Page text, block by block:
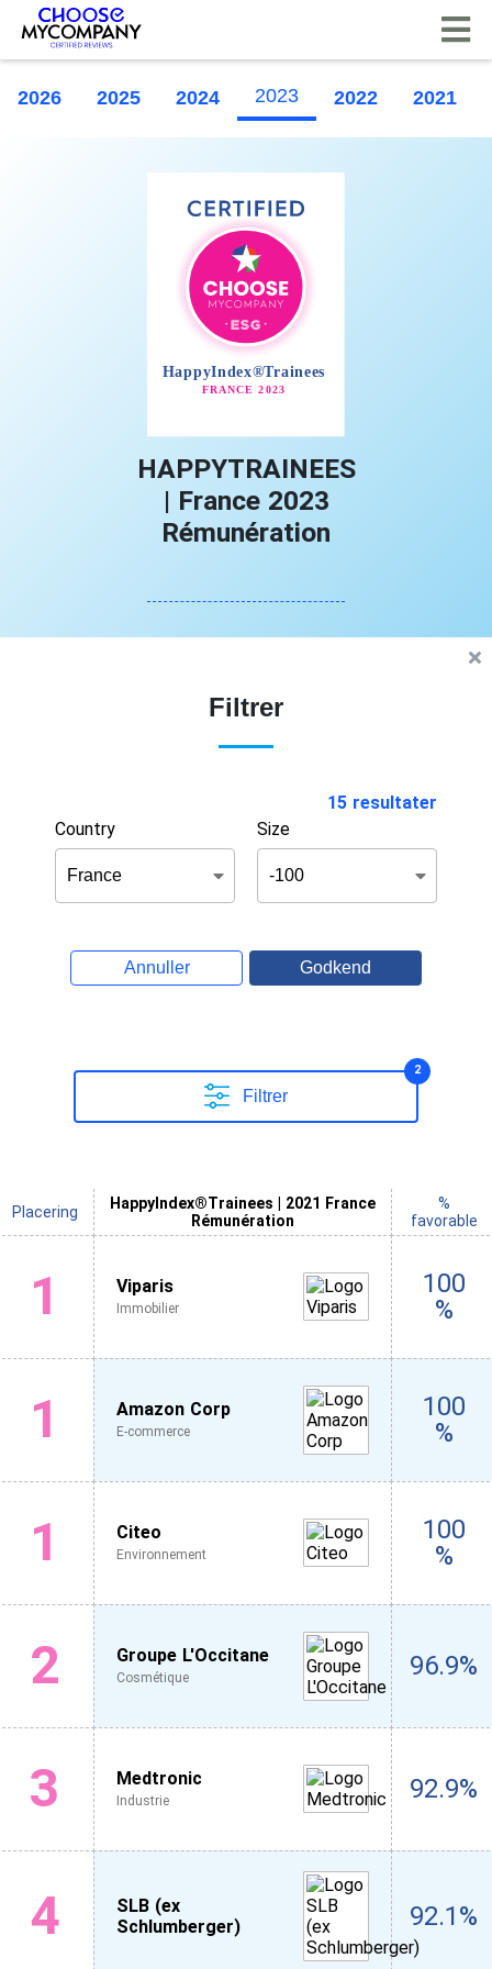
2026 2025 2024 2023 2022 2021
HAPPYTRAINEES
| France 2023
Rémunération
Filtrer
15 resultater
Country
Size
Annuller Godkend
Filtrer
2
Placering
HappyIndex®Trainees | 2021 France
Rémunération
%
favorable
1 Viparis
Immobilier
100
%
1 Amazon Corp
E-commerce
100
%
1 Citeo
Environnement
100
%
2 Groupe L'Occitane
Cosmétique 96.9%
3 Medtronic
Industrie 92.9%
4
SLB (ex
Schlumberger)
92.1%
CCookie-styringspanel